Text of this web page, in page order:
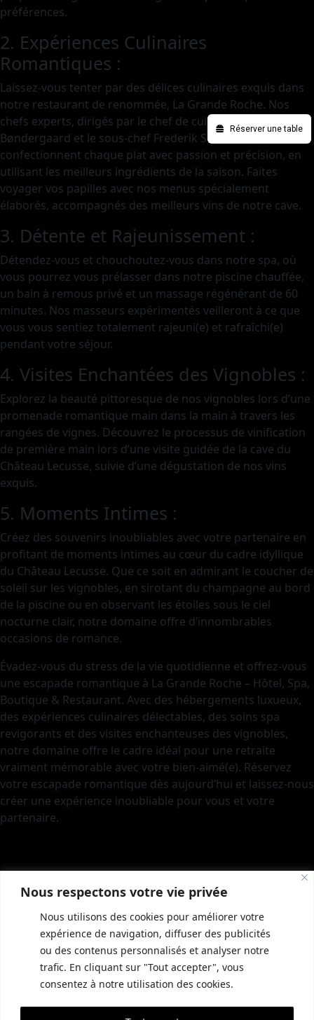
Nous respectons votre vie privée
Nous utilisons des cookies pour améliorer votre
expérience de navigation, diffuser des publicités
ou des contenus personnalisés et analyser notre
trafic. En cliquant sur "Tout accepter", vous
consentez à notre utilisation des cookies.
Réserver une table
préférences.
2. Expériences Culinaires
Romantiques :
Laissez-vous tenter par des délices culinaires exquis dans
notre restaurant de renommée, La Grande Roche. Nos
chefs experts, dirigés par le chef de cuisine Mads
Bøndergaard et le sous-chef Frederik Schleidt,
confectionnent chaque plat avec passion et précision, en
utilisant les meilleurs ingrédients de la saison. Faites
voyager vos papilles avec nos menus spécialement
élaborés, accompagnés des meilleurs vins de notre cave.
3. Détente et Rajeunissement :
Détendez-vous et chouchoutez-vous dans notre spa, où
vous pourrez vous prélasser dans notre piscine chauffée,
un bain à remous privé et un massage régénérant de 60
minutes. Nos masseurs expérimentés veilleront à ce que
vous vous sentiez totalement rajeuni(e) et rafraîchi(e)
pendant votre séjour.
4. Visites Enchantées des Vignobles :
Explorez la beauté pittoresque de nos vignobles lors d’une
promenade romantique main dans la main à travers les
rangées de vignes. Découvrez le processus de vinification
de première main lors d’une visite guidée de la cave du
Château Lecusse, suivie d’une dégustation de nos vins
exquis.
5. Moments Intimes :
Créez des souvenirs inoubliables avec votre partenaire en
profitant de moments intimes au cœur du cadre idyllique
du Château Lecusse. Que ce soit en admirant le coucher de
soleil sur les vignobles, en sirotant du champagne au bord
de la piscine ou en observant les étoiles sous le ciel
nocturne clair, notre domaine offre d’innombrables
occasions de romance.
Évadez-vous du stress de la vie quotidienne et offrez-vous
une escapade romantique à La Grande Roche – Hôtel, Spa,
Boutique & Restaurant. Avec des hébergements luxueux,
des expériences culinaires délectables, des soins spa
revigorants et des visites enchanteuses des vignobles,
notre domaine offre le cadre idéal pour une retraite
vraiment mémorable avec votre bien-aimé(e). Réservez
votre escapade romantique dès aujourd’hui et laissez-nous
créer une expérience inoubliable pour vous et votre
partenaire.
INFORMATIONS COMPLÉMENTAIRES GUIDE LOCAL
MENTIONS LÉGALES
CONDITIONS GÉNÉRALES DE VENTE (CGV)
POLITIQUE DE CONFIDENTIALITÉ